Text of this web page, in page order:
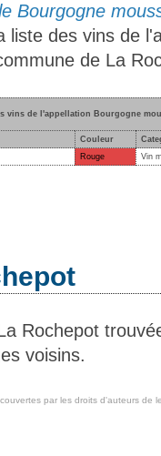
Bourgogne
liste des vins de
de La
vins de l'appellation Bourgogne
Couleur
Rouge Vin
Rochepot
voisins.
par les droits d'auteurs de